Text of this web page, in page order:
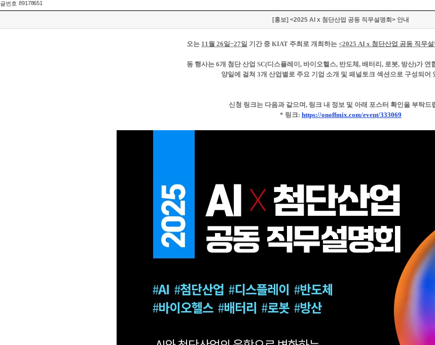
글번호 89178651
[홍보] <2025 AI x 첨단산업 공동 직무설명회> 안내
오는 11월 26일~27일 기간 중 KIAT 주최로 개최하는 <2025 AI x 첨단산업 공동 직무
동 행사는 6개 첨단 산업 SC(디스플레이, 바이오헬스, 반도체, 배터리, 로봇, 방산)가 연
양일에 걸쳐 3개 산업별로 주요 기업 소개 및 패널토크 섹션으로 구성되어
신청 링크는 다음과 같으며, 링크 내 정보 및 아래 포스터 확인을 부탁드
* 링크: https://onoffmix.com/event/333069